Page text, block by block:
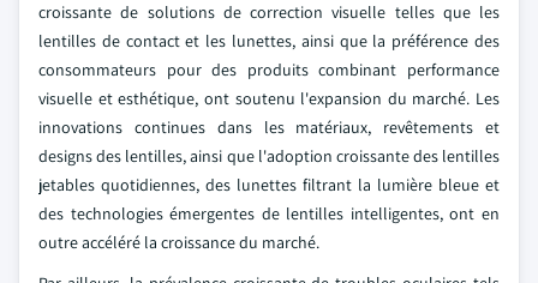
croissante de solutions de correction visuelle telles que les
lentilles de contact et les lunettes, ainsi que la préférence des
consommateurs pour des produits combinant performance
visuelle et esthétique, ont soutenu l'expansion du marché. Les
innovations continues dans les matériaux, revêtements et
designs des lentilles, ainsi que l'adoption croissante des lentilles
jetables quotidiennes, des lunettes filtrant la lumière bleue et
des technologies émergentes de lentilles intelligentes, ont en
outre accéléré la croissance du marché.